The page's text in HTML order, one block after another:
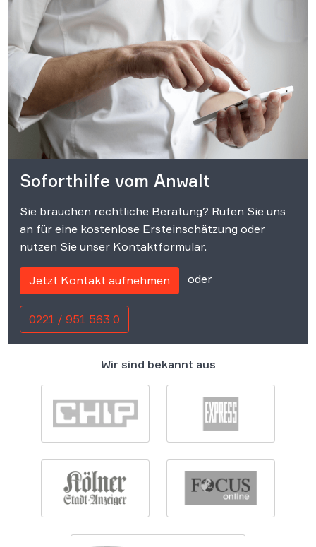
Soforthilfe vom Anwalt
Sie brauchen rechtliche Beratung? Rufen Sie uns
an für eine kostenlose Ersteinschätzung oder
nutzen Sie unser Kontaktformular.
Jetzt Kontakt aufnehmen oder
0221 / 951 563 0
Wir sind bekannt aus